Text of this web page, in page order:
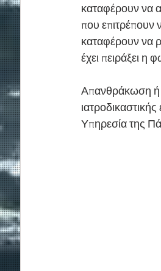
καταφέρουν να
που επιτρέπουν
καταφέρουν να
έχει πειράξει
Απανθράκωση ή
Υπηρεσία της